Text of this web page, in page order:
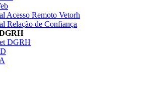
Acesso Remoto Vetorh
Relação de Confiança
DGRH